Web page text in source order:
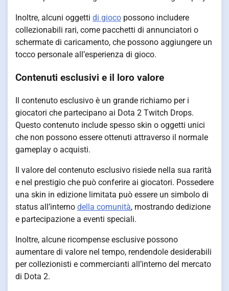
Inoltre, alcuni oggetti di gioco possono includere
collezionabili rari, come pacchetti di annunciatori o
schermate di caricamento, che possono aggiungere un
tocco personale all’esperienza di gioco.
Contenuti esclusivi e il loro valore
Il contenuto esclusivo è un grande richiamo per i
giocatori che partecipano ai Dota 2 Twitch Drops.
Questo contenuto include spesso skin o oggetti unici
che non possono essere ottenuti attraverso il normale
gameplay o acquisti.
Il valore del contenuto esclusivo risiede nella sua rarità
e nel prestigio che può conferire ai giocatori. Possedere
una skin in edizione limitata può essere un simbolo di
status all’interno della comunità, mostrando dedizione
e partecipazione a eventi speciali.
Inoltre, alcune ricompense esclusive possono
aumentare di valore nel tempo, rendendole desiderabili
per collezionisti e commercianti all’interno del mercato
di Dota 2.